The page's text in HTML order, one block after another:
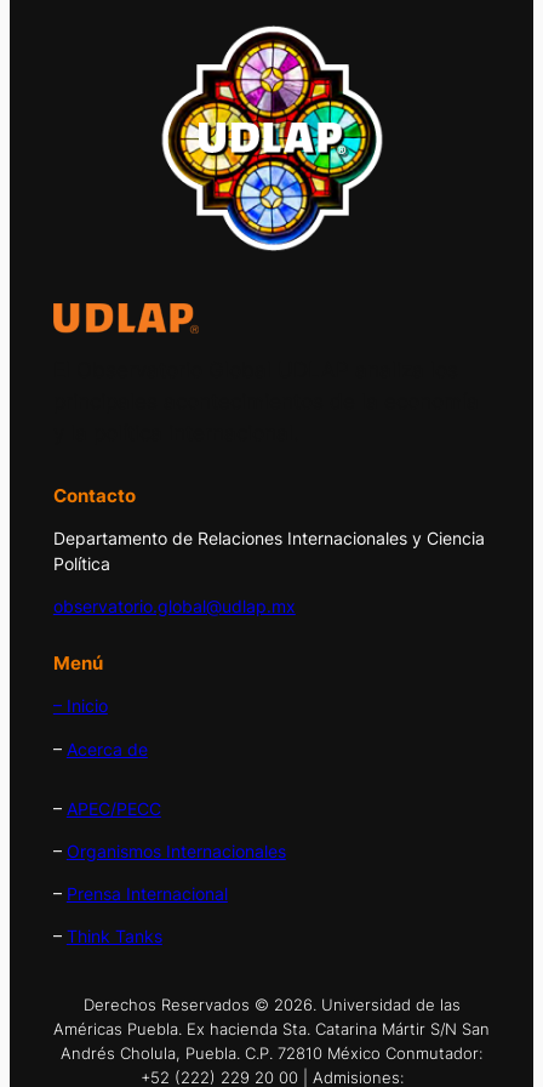
Contacto
Departamento de Relaciones Internacionales y Ciencia
Política
observatorio.global@udlap.mx
Menú
– Inicio
– Acerca de
– APEC/PECC
– Organismos Internacionales
– Prensa Internacional
– Think Tanks
Derechos Reservados © 2026. Universidad de las
Américas Puebla. Ex hacienda Sta. Catarina Mártir S/N San
Andrés Cholula, Puebla. C.P. 72810 México Conmutador:
+52 (222) 229 20 00 | Admisiones: